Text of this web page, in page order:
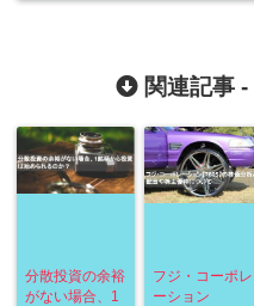
関連記事 -
分散投資の余裕
がない場合、1
フジ・コーポレ
ーション